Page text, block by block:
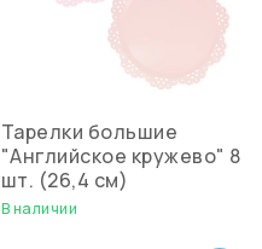
Тарелки большие
"Английское кружево" 8
шт. (26,4 см)
В наличии